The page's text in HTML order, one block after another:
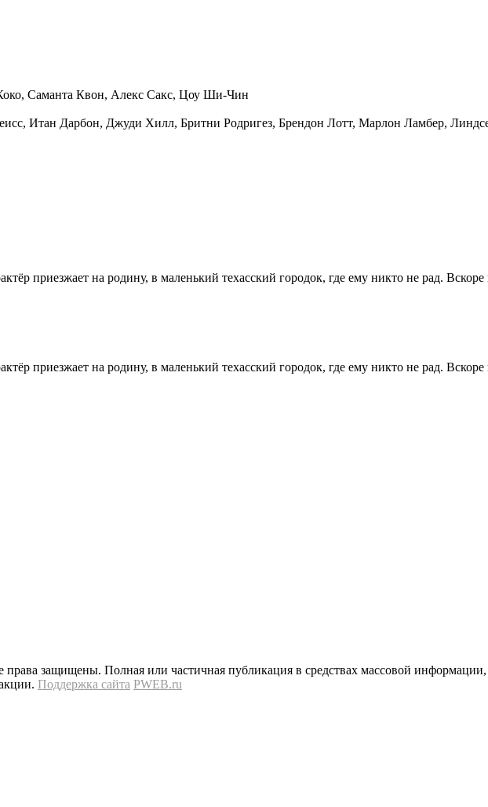
, Саманта Квон, Алекс Сакс, Цоу Ши-Чин
, Итан Дарбон, Джуди Хилл, Бритни Родригез, Брендон Лотт, Марлон Ламбер,
приезжает на родину, в маленький техасский городок, где ему никто не рад.
приезжает на родину, в маленький техасский городок, где ему никто не рад.
защищены. Полная или частичная публикация в средствах массовой информации,
Поддержка сайта PWEB.ru